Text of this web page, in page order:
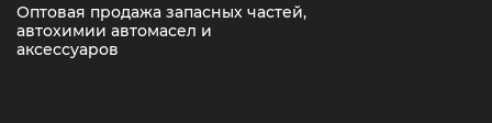
Оптовая продажа запасных частей,
автохимии автомасел и
аксессуаров